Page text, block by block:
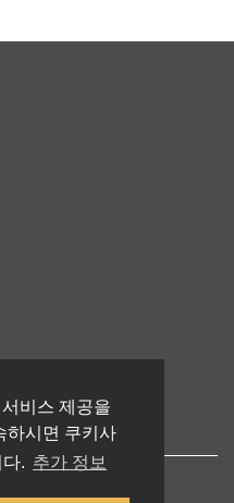
비스 제공을
하시면 쿠키사
. 추가 정보